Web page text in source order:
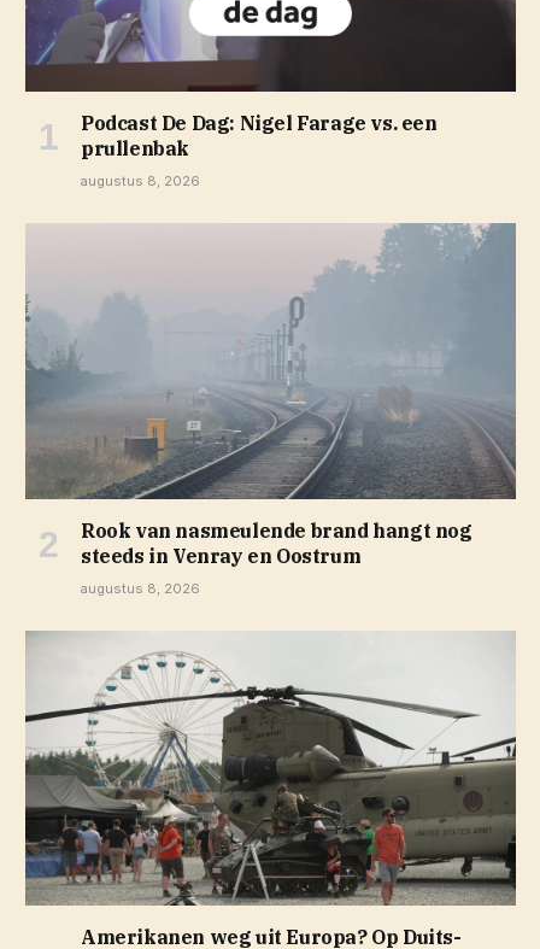
Podcast De Dag: Nigel Farage vs. een
prullenbak
augustus 8, 2026
Rook van nasmeulende brand hangt nog
steeds in Venray en Oostrum
augustus 8, 2026
Amerikanen weg uit Europa? Op Duits-